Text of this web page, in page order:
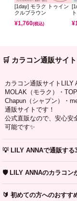
[1day] モラク トゥイン
クルブラウン
¥1,760(税込) ¥
🛒 カラコン通販サイ
カラコン通販サイトLILY
MOLAK（モラク）・
Chapun（シャプン）・
通販サイトです！
公式直販なので、安心安
可能です✨
💡 LILY ANNAで通販する
🛡️ LILY ANNAのカラコン
🔰 初めての方へのおすす